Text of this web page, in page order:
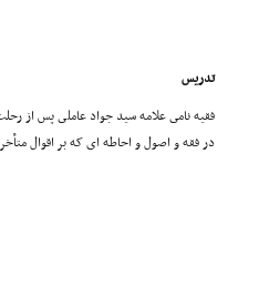
تدریس
فقیه نامى علامه سید جواد عاملى پس از
در فقه و اصول و احاطه اى که بر اقوال